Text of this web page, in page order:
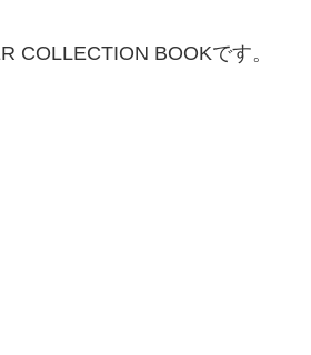
COLLECTION BOOKです。